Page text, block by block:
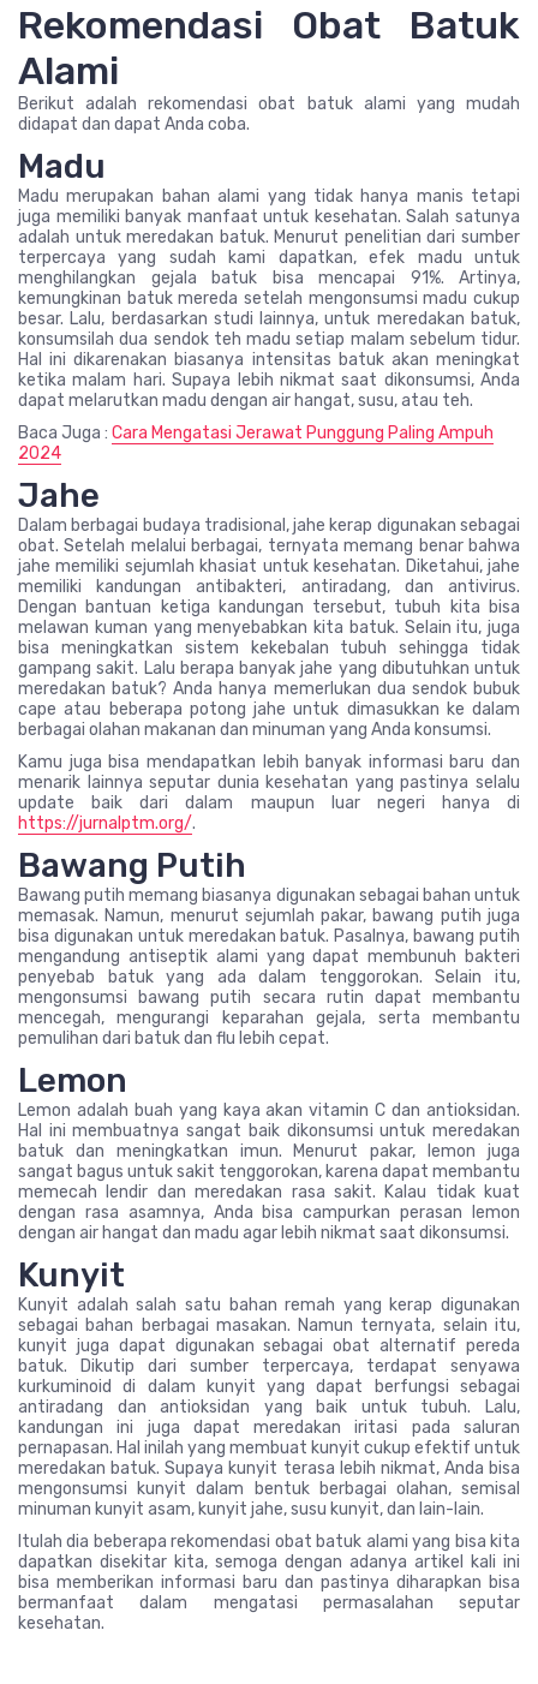
Rekomendasi Obat Batuk
Alami
Berikut adalah rekomendasi obat batuk alami yang mudah
didapat dan dapat Anda coba.
Madu
Madu merupakan bahan alami yang tidak hanya manis tetapi
juga memiliki banyak manfaat untuk kesehatan. Salah satunya
adalah untuk meredakan batuk. Menurut penelitian dari sumber
terpercaya yang sudah kami dapatkan, efek madu untuk
menghilangkan gejala batuk bisa mencapai 91%. Artinya,
kemungkinan batuk mereda setelah mengonsumsi madu cukup
besar. Lalu, berdasarkan studi lainnya, untuk meredakan batuk,
konsumsilah dua sendok teh madu setiap malam sebelum tidur.
Hal ini dikarenakan biasanya intensitas batuk akan meningkat
ketika malam hari. Supaya lebih nikmat saat dikonsumsi, Anda
dapat melarutkan madu dengan air hangat, susu, atau teh.
Baca Juga : Cara Mengatasi Jerawat Punggung Paling Ampuh
2024
Jahe
Dalam berbagai budaya tradisional, jahe kerap digunakan sebagai
obat. Setelah melalui berbagai, ternyata memang benar bahwa
jahe memiliki sejumlah khasiat untuk kesehatan. Diketahui, jahe
memiliki kandungan antibakteri, antiradang, dan antivirus.
Dengan bantuan ketiga kandungan tersebut, tubuh kita bisa
melawan kuman yang menyebabkan kita batuk. Selain itu, juga
bisa meningkatkan sistem kekebalan tubuh sehingga tidak
gampang sakit. Lalu berapa banyak jahe yang dibutuhkan untuk
meredakan batuk? Anda hanya memerlukan dua sendok bubuk
cape atau beberapa potong jahe untuk dimasukkan ke dalam
berbagai olahan makanan dan minuman yang Anda konsumsi.
Kamu juga bisa mendapatkan lebih banyak informasi baru dan
menarik lainnya seputar dunia kesehatan yang pastinya selalu
update baik dari dalam maupun luar negeri hanya di
https://jurnalptm.org/.
Bawang Putih
Bawang putih memang biasanya digunakan sebagai bahan untuk
memasak. Namun, menurut sejumlah pakar, bawang putih juga
bisa digunakan untuk meredakan batuk. Pasalnya, bawang putih
mengandung antiseptik alami yang dapat membunuh bakteri
penyebab batuk yang ada dalam tenggorokan. Selain itu,
mengonsumsi bawang putih secara rutin dapat membantu
mencegah, mengurangi keparahan gejala, serta membantu
pemulihan dari batuk dan flu lebih cepat.
Lemon
Lemon adalah buah yang kaya akan vitamin C dan antioksidan.
Hal ini membuatnya sangat baik dikonsumsi untuk meredakan
batuk dan meningkatkan imun. Menurut pakar, lemon juga
sangat bagus untuk sakit tenggorokan, karena dapat membantu
memecah lendir dan meredakan rasa sakit. Kalau tidak kuat
dengan rasa asamnya, Anda bisa campurkan perasan lemon
dengan air hangat dan madu agar lebih nikmat saat dikonsumsi.
Kunyit
Kunyit adalah salah satu bahan remah yang kerap digunakan
sebagai bahan berbagai masakan. Namun ternyata, selain itu,
kunyit juga dapat digunakan sebagai obat alternatif pereda
batuk. Dikutip dari sumber terpercaya, terdapat senyawa
kurkuminoid di dalam kunyit yang dapat berfungsi sebagai
antiradang dan antioksidan yang baik untuk tubuh. Lalu,
kandungan ini juga dapat meredakan iritasi pada saluran
pernapasan. Hal inilah yang membuat kunyit cukup efektif untuk
meredakan batuk. Supaya kunyit terasa lebih nikmat, Anda bisa
mengonsumsi kunyit dalam bentuk berbagai olahan, semisal
minuman kunyit asam, kunyit jahe, susu kunyit, dan lain-lain.
Itulah dia beberapa rekomendasi obat batuk alami yang bisa kita
dapatkan disekitar kita, semoga dengan adanya artikel kali ini
bisa memberikan informasi baru dan pastinya diharapkan bisa
bermanfaat dalam mengatasi permasalahan seputar
kesehatan.